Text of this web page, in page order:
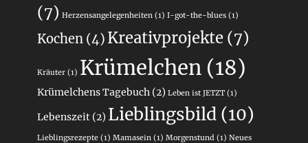
(7) Herzensangelegenheiten (1) I-got-the-blues (1)
Kochen (4) Kreativprojekte (7)
Kräuter (1) Krümelchen (18)
Krümelchens Tagebuch (2) Leben ist JETZT (1)
Lebenszeit (2) Lieblingsbild (10)
Lieblingsrezepte (1) Mamasein (1) Morgenstund (1) Neues